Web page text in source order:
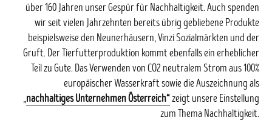
über 160 Jahren unser Gespür für Nachhaltigkeit. Auch spenden
wir seit vielen Jahrzehnten bereits übrig gebliebene Produkte
beispielsweise den Neunerhäusern, Vinzi Sozialmärkten und der
Gruft. Der Tierfutterproduktion kommt ebenfalls ein erheblicher
Teil zu Gute. Das Verwenden von CO2 neutralem Strom aus 100%
europäischer Wasserkraft sowie die Auszeichnung als
„nachhaltiges Unternehmen Österreich“zeigt unsere Einstellung
zum Thema Nachhaltigkeit.